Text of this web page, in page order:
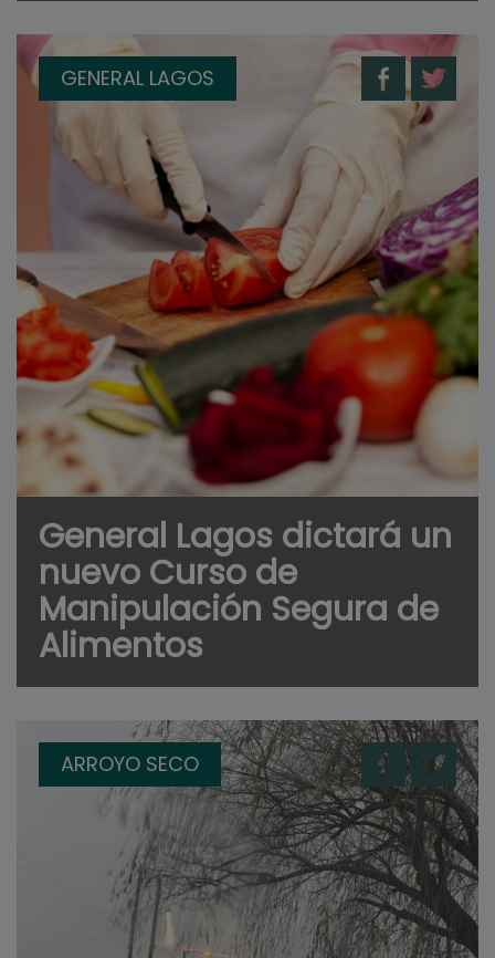
GENERAL LAGOS
General Lagos dictará un
nuevo Curso de
Manipulación Segura de
Alimentos
ARROYO SECO